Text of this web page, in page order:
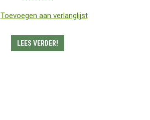
5.00 uit 5
Toevoegen aan verlanglijst
LEES VERDER!